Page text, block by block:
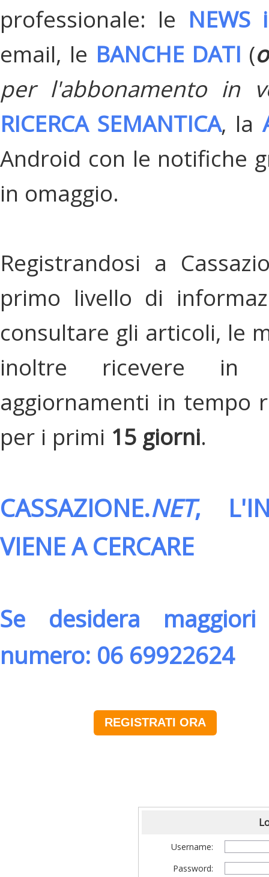
professionale: le
email, le BANCHE DATI (
per l'abbonamento in
RICERCA SEMANTICA, la
Android con le notifiche
in omaggio.
Registrandosi a
primo livello di
consultare gli articoli, le
inoltre ricevere in
aggiornamenti in tempo
per i primi 15 giorni.
CASSAZIONE.NET,
VIENE A CERCARE
Se desidera
numero: 06 69922624
REGISTRATI ORA
Username:
Password: